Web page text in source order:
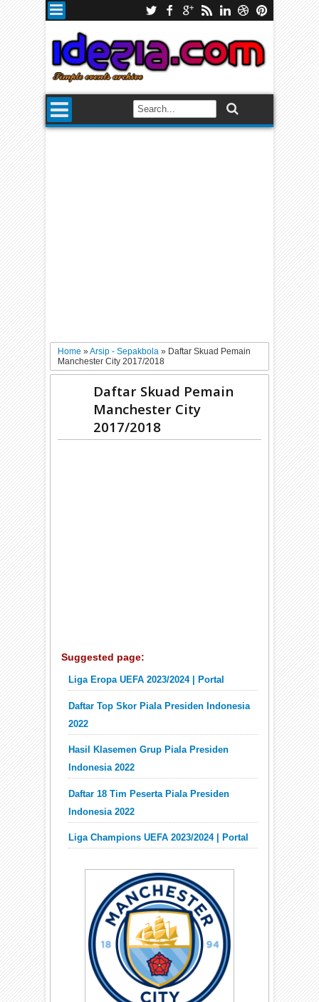
Home»Arsip - Sepakbola» Daftar Skuad Pemain
Manchester City 2017/2018
Daftar Skuad Pemain
Manchester City
2017/2018
Suggested page:
Liga Eropa UEFA 2023/2024 | Portal
Daftar Top Skor Piala Presiden Indonesia
2022
Hasil Klasemen Grup Piala Presiden
Indonesia 2022
Daftar 18 Tim Peserta Piala Presiden
Indonesia 2022
Liga Champions UEFA 2023/2024 | Portal